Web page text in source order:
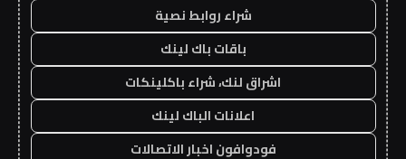
شراء روابط نصية
باقات باك لينك
اشراق لنك، شراء باكلينكات
اعلانات الباك لينك
فودوافون اخبار الاتصالات